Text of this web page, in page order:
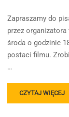
Zapraszamy do
przez organizatora
środa o godzinie
postaci filmu.
…
READ
MORE
CZYTAJ WIĘCEJ